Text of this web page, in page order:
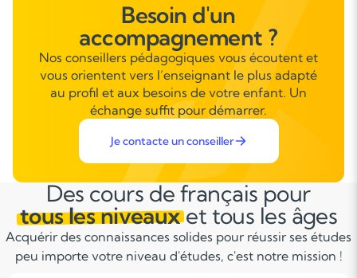
Besoin d'un
accompagnement ?
Nos conseillers pédagogiques vous écoutent et
vous orientent vers l’enseignant le plus adapté
au profil et aux besoins de votre enfant. Un
échange suffit pour démarrer.
Je contacte un conseiller
Des cours de français pour
tous les niveauxet tous les âges
Acquérir des connaissances solides pour réussir ses études
peu importe votre niveau d'études, c'est notre mission !